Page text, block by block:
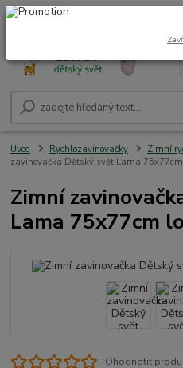
+420 604 278 943
Úvod Rychlozavinovačky Zimní
zavinovačka Dětský svět Lama 75x77cm
Zimní
Lama 75x77cm
Ohodnotit